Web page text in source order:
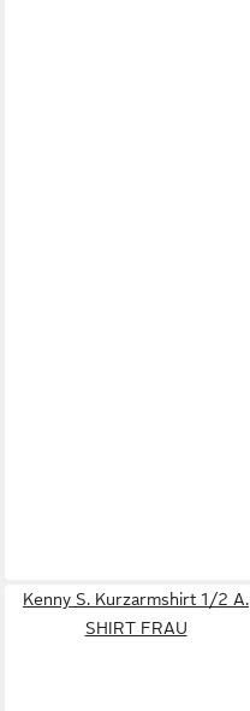
Kenny S. Kurzarmshirt 1/2 A.
SHIRT FRAU